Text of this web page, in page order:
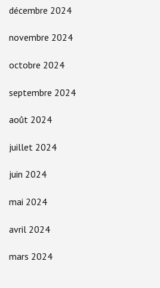
décembre 2024
novembre 2024
octobre 2024
septembre 2024
août 2024
juillet 2024
juin 2024
mai 2024
avril 2024
mars 2024